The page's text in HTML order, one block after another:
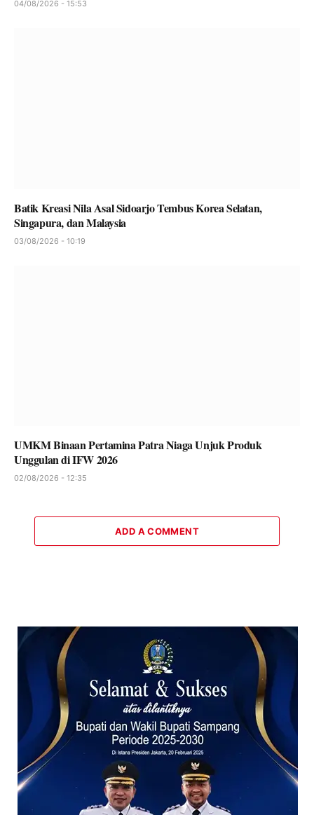
04/08/2026 - 15:53
Batik Kreasi Nila Asal Sidoarjo Tembus Korea Selatan,
Singapura, dan Malaysia
03/08/2026 - 10:19
UMKM Binaan Pertamina Patra Niaga Unjuk Produk
Unggulan di IFW 2026
02/08/2026 - 12:35
ADD A COMMENT